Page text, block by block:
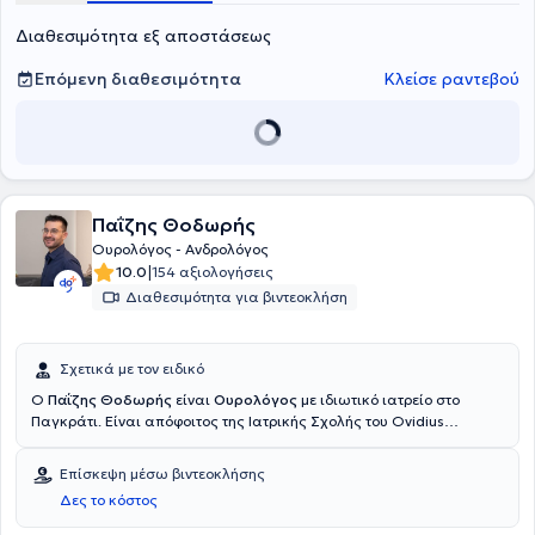
Ιατρικού Συλλόγου Πειραιά.
Διαθεσιμότητα εξ αποστάσεως
Επόμενη διαθεσιμότητα
Κλείσε ραντεβού
Παΐζης Θοδωρής
Ουρολόγος - Ανδρολόγος
10.0|154 αξιολογήσεις
Διαθεσιμότητα για βιντεοκλήση
Σχετικά με τον ειδικό
O Παΐζης Θοδωρής είναι Ουρολόγος με ιδιωτικό ιατρείο στο
Παγκράτι. Είναι απόφοιτος της Ιατρικής Σχολής του Ovidius
απόφοιτος Σχολείου Εκπαίδευσης Οπλιτών Υγειονομικού (ΣΕΟΠΥ)
από το Κέντρο Εκπαίδεσης Υγειονομικού Προσωπικού Αεροπορίας
(ΚΕΥΠΑ). Ο ιατρός είναι ειδικός ουρολόγος με εκτενή κλινική
εμπειρία στον δημόσιο και ιδιωτικό τομέα. Από το 2024 είναι
Επίσκεψη μέσω βιντεοκλήσης
Δες το κόστος